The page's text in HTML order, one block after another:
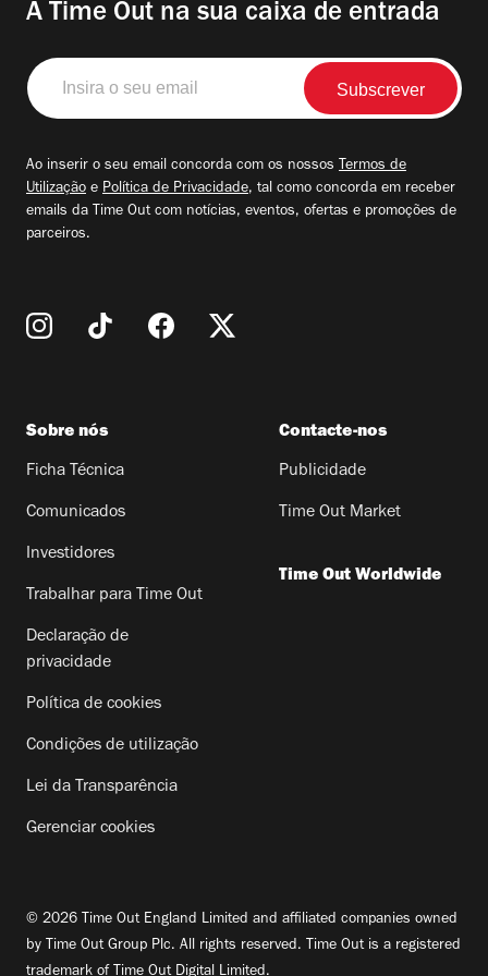
A Time Out na sua caixa de entrada
Insira
o
seu
Ao inserir o seu email concorda com os nossos Termos de
Utilização e Política de Privacidade, tal como concorda em receber
emails da Time Out com notícias, eventos, ofertas e promoções de
parceiros.
Sobre nós
Ficha Técnica
Comunicados
Investidores
Trabalhar para Time Out
Declaração de
privacidade
Política de cookies
Condições de utilização
Lei da Transparência
Gerenciar cookies
Contacte-nos
Publicidade
Time Out Market
Time Out Worldwide
© 2026 Time Out England Limited and affiliated companies owned
by Time Out Group Plc. All rights reserved. Time Out is a registered
trademark of Time Out Digital Limited.